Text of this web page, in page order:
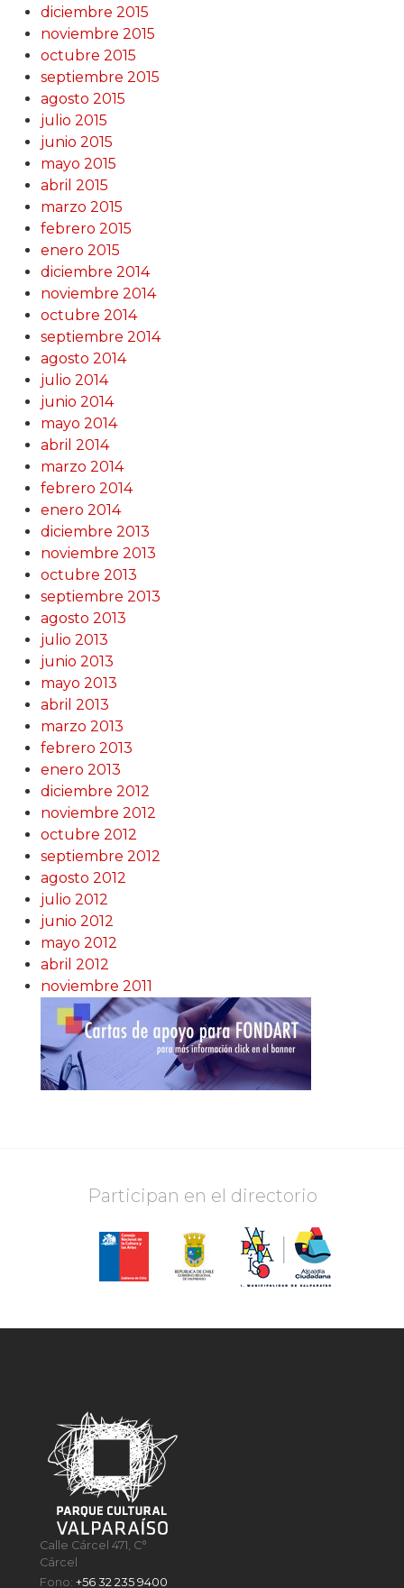
diciembre 2015
noviembre 2015
octubre 2015
septiembre 2015
agosto 2015
julio 2015
junio 2015
mayo 2015
abril 2015
marzo 2015
febrero 2015
enero 2015
diciembre 2014
noviembre 2014
octubre 2014
septiembre 2014
agosto 2014
julio 2014
junio 2014
mayo 2014
abril 2014
marzo 2014
febrero 2014
enero 2014
diciembre 2013
noviembre 2013
octubre 2013
septiembre 2013
agosto 2013
julio 2013
junio 2013
mayo 2013
abril 2013
marzo 2013
febrero 2013
enero 2013
diciembre 2012
noviembre 2012
octubre 2012
septiembre 2012
agosto 2012
julio 2012
junio 2012
mayo 2012
abril 2012
noviembre 2011
Participan en el directorio
Calle Cárcel 471, C°
Cárcel
Fono:+56 32 235 9400